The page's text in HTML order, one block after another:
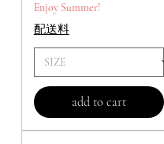
Enjoy Summer!
配送料
add to cart